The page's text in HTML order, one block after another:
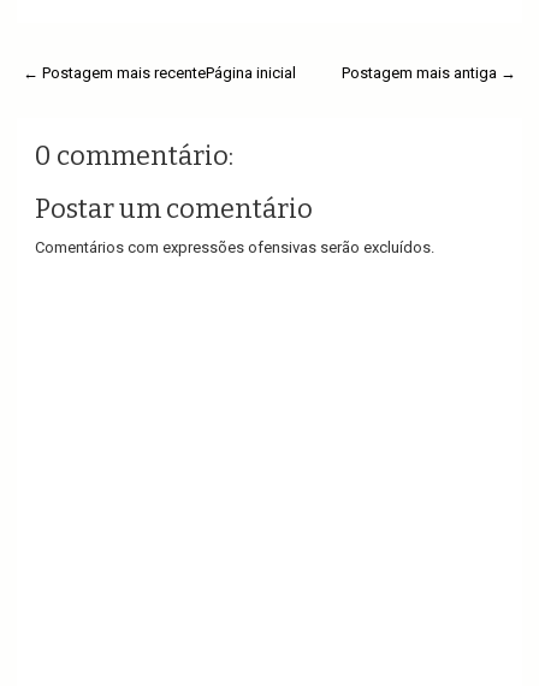
← Postagem mais recente Postagem mais antiga →
Página inicial
0 commentário:
Postar um comentário
Comentários com expressões ofensivas serão excluídos.